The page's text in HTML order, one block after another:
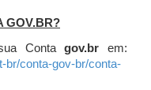
GOV.BR?
Contagov.br em:
br/conta-gov-br/conta-